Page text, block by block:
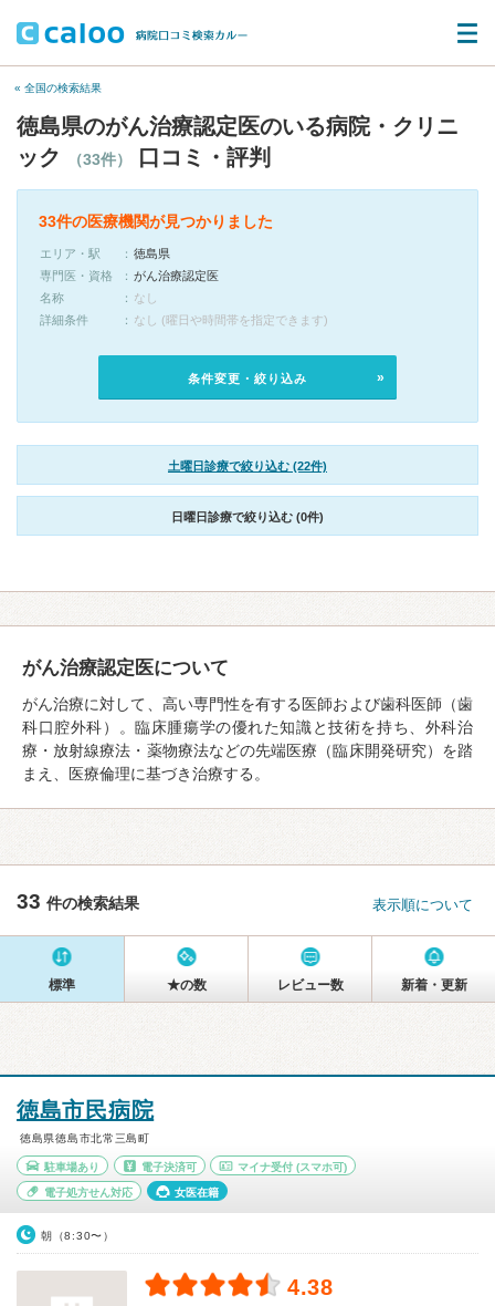
« 全国の検索結果
徳島県のがん治療認定医のいる病院・クリニ
ック
（33件） 口コミ・評判
33件の医療機関が見つかりました
エリア・駅
徳島県
専門医・資格
がん治療認定医
名称
なし
詳細条件
なし (曜日や時間帯を指定できます)
条件変更・絞り込み
土曜日診療で絞り込む (22件)
日曜日診療で絞り込む (0件)
がん治療認定医について
がん治療に対して、高い専門性を有する医師および歯科医師（歯
科口腔外科）。臨床腫瘍学の優れた知識と技術を持ち、外科治
療・放射線療法・薬物療法などの先端医療（臨床開発研究）を踏
まえ、医療倫理に基づき治療する。
33 件の検索結果 表示順について
標準 ★の数 レビュー数 新着・更新
徳島市民病院
徳島県徳島市北常三島町
駐車場あり 電子決済可 マイナ受付 (スマホ可)
電子処方せん対応 女医在籍
朝（8:30〜）
4.38